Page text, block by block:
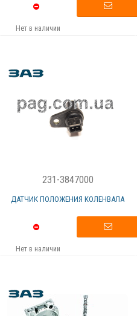
Нет в наличии
231-3847000
ДАТЧИК ПОЛОЖЕНИЯ КОЛЕНВАЛА
Нет в наличии